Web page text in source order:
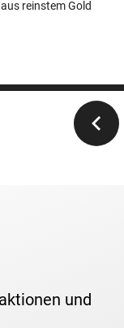
reinstem Gold
und